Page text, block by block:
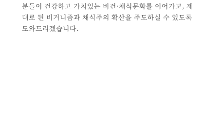
분들이 건강하고 가치있는 비건·채식문화를 이어가고, 제
대로 된 비거니즘과 채식주의 확산을 주도하실 수 있도록
도와드리겠습니다.